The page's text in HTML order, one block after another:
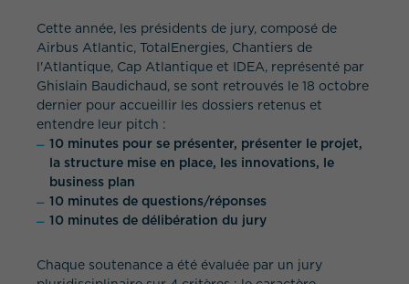
Cette année, les présidents de jury, composé de
Airbus Atlantic, TotalEnergies, Chantiers de
l'Atlantique, Cap Atlantique et IDEA, représenté par
Ghislain Baudichaud, se sont retrouvés le 18 octobre
dernier pour accueillir les dossiers retenus et
entendre leur pitch :
10 minutes pour se présenter, présenter le projet,
la structure mise en place, les innovations, le
business plan
10 minutes de questions/réponses
10 minutes de délibération du jury
Chaque soutenance a été évaluée par un jury